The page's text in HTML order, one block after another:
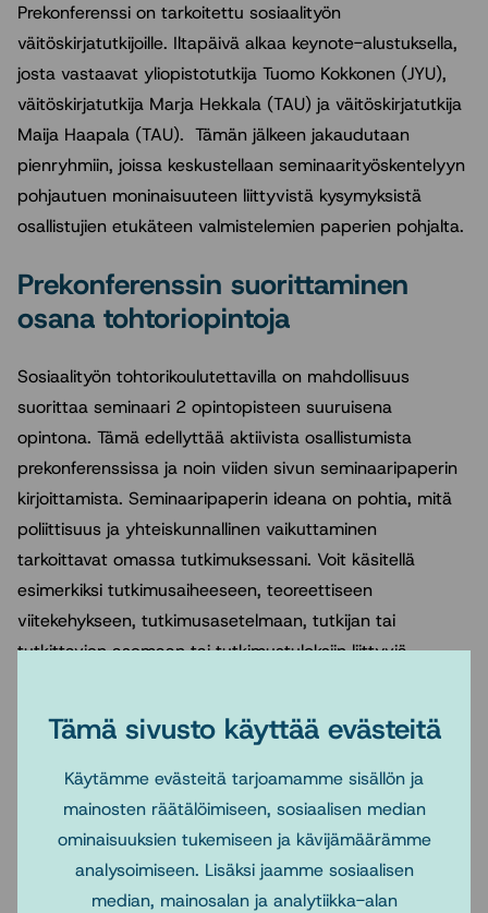
Tämä sivusto käyttää evästeitä
Käytämme evästeitä tarjoamamme sisällön ja
mainosten räätälöimiseen, sosiaalisen median
ominaisuuksien tukemiseen ja kävijämäärämme
analysoimiseen. Lisäksi jaamme sosiaalisen
median, mainosalan ja analytiikka-alan
Prekonferenssi on tarkoitettu sosiaalityön
väitöskirjatutkijoille. Iltapäivä alkaa keynote-alustuksella,
josta vastaavat yliopistotutkija Tuomo Kokkonen (JYU),
väitöskirjatutkija Marja Hekkala (TAU) ja väitöskirjatutkija
Maija Haapala (TAU). Tämän jälkeen jakaudutaan
pienryhmiin, joissa keskustellaan seminaarityöskentelyyn
pohjautuen moninaisuuteen liittyvistä kysymyksistä
osallistujien etukäteen valmistelemien paperien pohjalta.
Prekonferenssin suorittaminen
osana tohtoriopintoja
Sosiaalityön tohtorikoulutettavilla on mahdollisuus
suorittaa seminaari 2 opintopisteen suuruisena
opintona. Tämä edellyttää aktiivista osallistumista
prekonferenssissa ja noin viiden sivun seminaaripaperin
kirjoittamista. Seminaaripaperin ideana on pohtia, mitä
poliittisuus ja yhteiskunnallinen vaikuttaminen
tarkoittavat omassa tutkimuksessani. Voit käsitellä
esimerkiksi tutkimusaiheeseen, teoreettiseen
viitekehykseen, tutkimusasetelmaan, tutkijan tai
tutkittavien asemaan tai tutkimustuloksiin liittyviä
vaikuttavuutta voi lähestyä laajasti ja se voi liittyä
esimerkiksi tutkimusta koskevaan viestintään ja
tutkimustulosten popularisoimiseen sekä tiedepoliittisiin
näkökulmiin, kuten millaisia mahdollisuuksia ja
reunaehtoja tutkimusaiheesi tiedejulkaisemiseen ja
tutkimusrahoitukseen liittyy.